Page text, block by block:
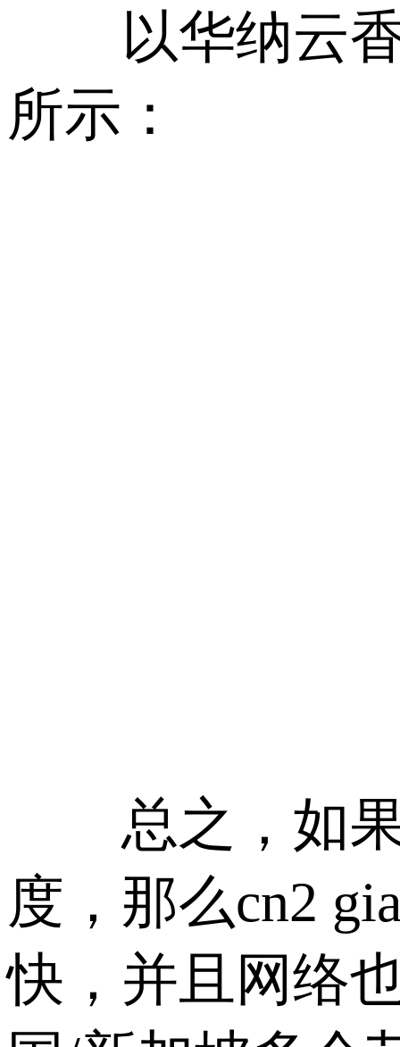
以华纳云香
所示：
总之，如果
度，那么cn2
快，并且网络